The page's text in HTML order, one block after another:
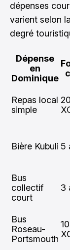
dépenses
varient selon
degré
Dépense
en
Dominique
Repas local
simple
Bière Kubuli 5
Bus
collectif
court
3
Bus
Roseau-
Portsmouth